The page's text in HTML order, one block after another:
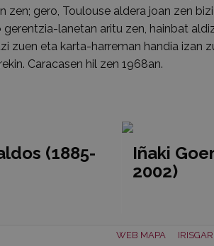
gero, Toulouse aldera joan zen
lanetan aritu zen, hainbat
zuen eta karta-harreman handia izan
Caracasen hil zen 1968an.
(1885-
Iñaki
2002)
WEB MAPA